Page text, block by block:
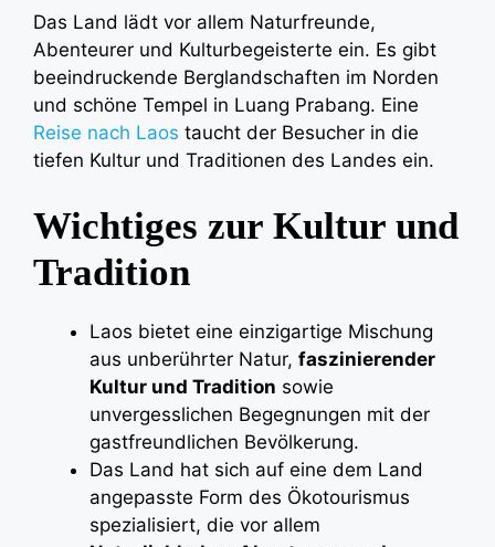
Das Land lädt vor allem Naturfreunde,
Abenteurer und Kulturbegeisterte ein. Es gibt
beeindruckende Berglandschaften im Norden
und schöne Tempel in Luang Prabang. Eine
Reise nach Laos taucht der Besucher in die
tiefen Kultur und Traditionen des Landes ein.
Wichtiges zur Kultur und
Tradition
Laos bietet eine einzigartige Mischung
aus unberührter Natur, faszinierender
Kultur und Tradition sowie
unvergesslichen Begegnungen mit der
gastfreundlichen Bevölkerung.
Das Land hat sich auf eine dem Land
angepasste Form des Ökotourismus
spezialisiert, die vor allem